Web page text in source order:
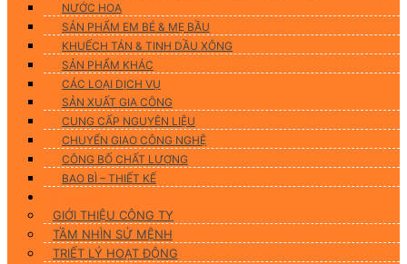
NƯỚC HOA
SẢN PHẨM EM BÉ & MẸ BẦU
KHUẾCH TÁN & TINH DẦU XÔNG
SẢN PHẨM KHÁC
CÁC LOẠI DỊCH VỤ
SẢN XUẤT GIA CÔNG
CUNG CẤP NGUYÊN LIỆU
CHUYỂN GIAO CÔNG NGHỆ
CÔNG BỐ CHẤT LƯỢNG
BAO BÌ – THIẾT KẾ
GIỚI THIỆU CÔNG TY
TẦM NHÌN SỨ MỆNH
TRIẾT LÝ HOẠT ĐỘNG